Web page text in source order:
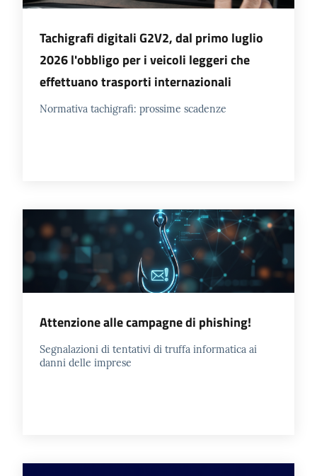
Tachigrafi digitali G2V2, dal primo luglio
2026 l'obbligo per i veicoli leggeri che
effettuano trasporti internazionali
Normativa tachigrafi: prossime scadenze
Attenzione alle campagne di phishing!
Segnalazioni di tentativi di truffa informatica ai
danni delle imprese